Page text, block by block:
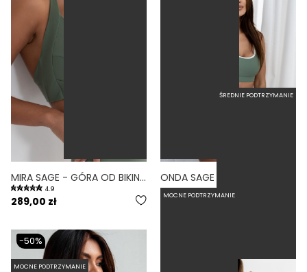
MIRA SAGE - GÓRA OD BIKINI PUSH-UP USZTYWNIANA ZIELONY
4.9
289,00 zł
99,50 zł 199,00 zł
MOCNE PODTRZYMANIE
-50%
ŚREDNIE PODTRZYMANIE
MOCNE PODTRZYMANIE